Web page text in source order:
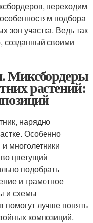
переходим
подбора
зон участка. Ведь так
созданный своими
Миксбордеры
растений:
нарядно
Особенно
многолетники
цветущий
подобрать
и грамотное
и схемы
помогут лучше понять
композиций.